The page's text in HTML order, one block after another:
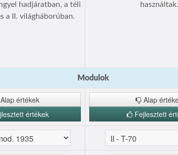
hadjáratban, a téli
a II. világháborúban.
használtak.
Modulok
Alap értékek
értékek
Alap
Fejlesztett